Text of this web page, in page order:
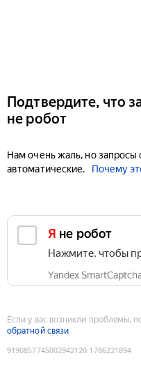
Подтвердите, что
не робот
Нам очень жаль, но запросы
автоматические.
Почему
Я не робот
Нажмите, чтобы
Yandex
Если у вас возникли проблемы,
обратной связи
9190857745002942120:1786221894